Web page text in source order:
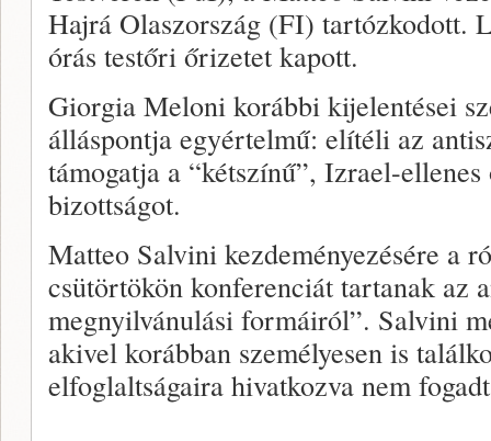
Hajrá Olaszország (FI) tartózkodott.
órás testőri őrizetet kapott.
Giorgia Meloni korábbi kijelentései
álláspontja egyértelmű: elítéli az
támogatja a “kétszínű”, Izrael-
bizottságot.
Matteo Salvini kezdeményezésére a
csütörtökön konferenciát tartanak az
megnyilvánulási formáiról”. Salvini
akivel korábban személyesen is
elfoglaltságaira hivatkozva nem